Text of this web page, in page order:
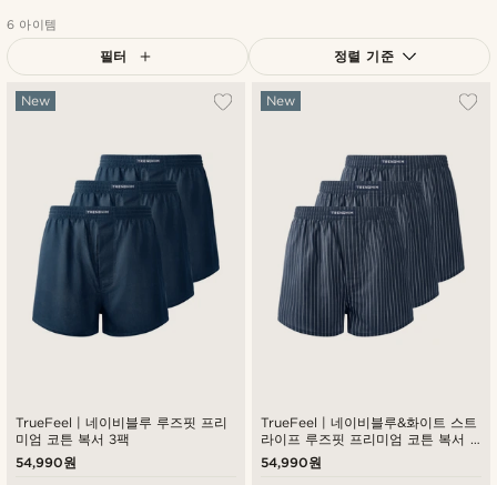
6 아이템
필터 정렬 기준
가장 인기 있는
높은가격순
TrueFeel | 네이비블루 루즈핏 프리
미엄 코튼 복서 3팩
New
54,990원
TrueFeel | 네이비블루&화이트 스트
라이프 루즈핏 프리미엄 코튼 복서 3
팩
New
54,990원